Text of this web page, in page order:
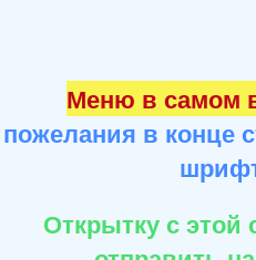
Меню в самом
пожелания в конце
Открытку с